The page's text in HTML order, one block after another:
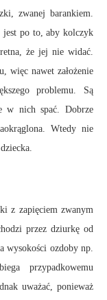
zwanej barankiem.
jest po to, aby kolczyk
że jej nie widać.
więc nawet założenie
problemu. Są
w nich spać. Dobrze
Wtedy nie
z zapięciem zwanym
przez dziurkę od
wysokości ozdoby np.
przypadkowemu
uważać, ponieważ